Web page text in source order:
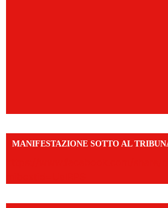
MANIFESTAZIONE SOTTO AL